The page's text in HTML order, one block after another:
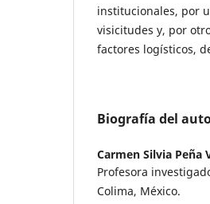
institucionales, por
visicitudes y, por
factores logísticos,
Biografía del
Carmen Silvia Peña
Profesora
Colima, México.